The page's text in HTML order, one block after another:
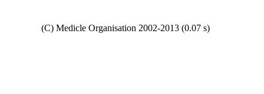
(C) Medicle Organisation 2002-2013 (0.07 s)